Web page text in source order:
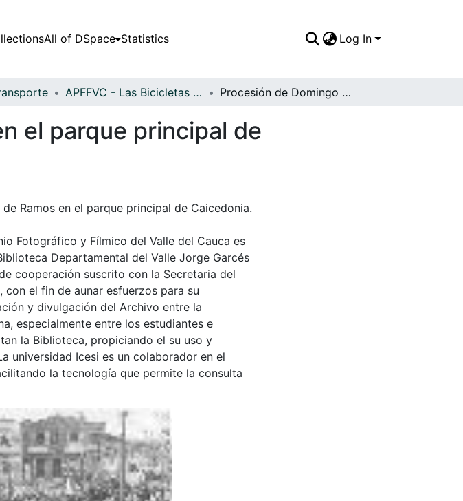
All of DSpace Statistics Log In
APFFVC - Las Bicicletas y Ca - Patrimonial Procesión de Domingo de Ramos en el parque principal de Caicedonia
el parque principal de
Ramos en el parque principal de Caicedonia.
Fotográfico y Fílmico del Valle del Cauca es
Departamental del Valle Jorge Garcés
cooperación suscrito con la Secretaria del
con el fin de aunar esfuerzos para su
y divulgación del Archivo entre la
especialmente entre los estudiantes e
la Biblioteca, propiciando el su uso y
universidad Icesi es un colaborador en el
la tecnología que permite la consulta